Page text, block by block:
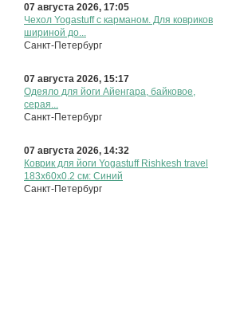
07 августа 2026, 17:05
Чехол Yogastuff с карманом. Для ковриков
шириной до...
Санкт-Петербург
07 августа 2026, 15:17
Одеяло для йоги Айенгара, байковое,
серая...
Санкт-Петербург
07 августа 2026, 14:32
Коврик для йоги Yogastuff Rishkesh travel
183х60x0.2 см: Синий
Санкт-Петербург